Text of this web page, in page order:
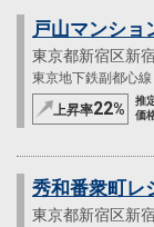
戸山マンショ
東京都新宿区新
東京地下鉄副都心
上昇率22%
推
価
秀和番衆町レ
東京都新宿区新